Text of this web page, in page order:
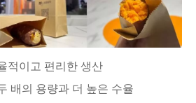
적이고 편리한 생산
배의 용량과 더 높은 수율